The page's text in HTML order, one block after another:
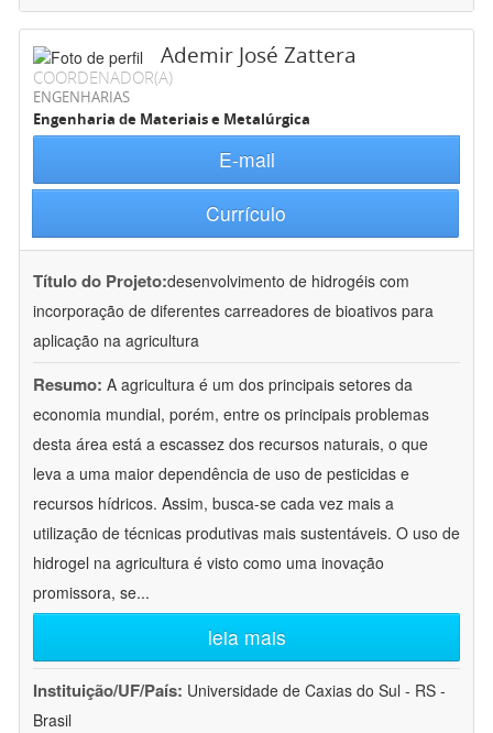
Ademir José Zattera
COORDENADOR(A)
ENGENHARIAS
Engenharia de Materiais e Metalúrgica
E-mail
Currículo
Título do Projeto:desenvolvimento de hidrogéis com
incorporação de diferentes carreadores de bioativos para
aplicação na agricultura
Resumo: A agricultura é um dos principais setores da
economia mundial, porém, entre os principais problemas
desta área está a escassez dos recursos naturais, o que
leva a uma maior dependência de uso de pesticidas e
recursos hídricos. Assim, busca-se cada vez mais a
utilização de técnicas produtivas mais sustentáveis. O uso de
hidrogel na agricultura é visto como uma inovação
promissora, se...
leia mais
Instituição/UF/País: Universidade de Caxias do Sul - RS -
Brasil